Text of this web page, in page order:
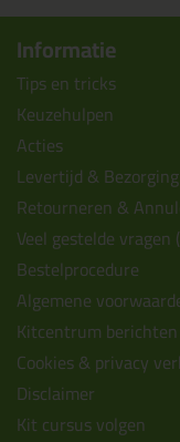
Informatie
Tips en tricks
Keuzehulpen
Acties
Levertijd & Bezorging
Retourneren &
Veel gestelde vragen
Bestelprocedure
Algemene
Kitcentrum berichten
Cookies & privacy
Disclaimer
Kit cursus volgen